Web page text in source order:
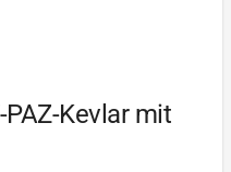
Kevlar mit